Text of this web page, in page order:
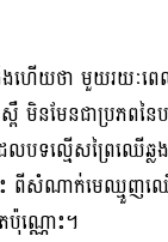
ើយថា មួយរយៈពេល
មិនមែនជាប្រភពន
ែលបទល្មើសព្រៃឈើឆ្
ពីសំណាក់មេឈ្មួញឈ
ប៉ុណ្ណោះ។